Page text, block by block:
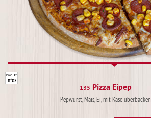
135 Pizza Eipep
Pepwurst, Mais, Ei, mit Käse überbacken